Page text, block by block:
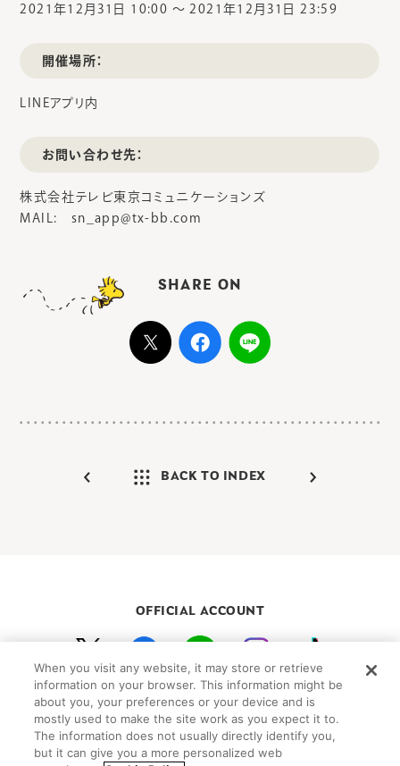
2021年12月31日 10:00 〜 2021年12月31日 23:59
開催場所：
LINEアプリ内
お問い合わせ先：
株式会社テレビ東京コミュニケーションズ
MAIL: sn_app@tx-bb.com
SHARE ON
BACK TO INDEX
OFFICIAL ACCOUNT
初めての方向けガイド FAQ お問い合わせ
プライバシーポリシー サイトマップ
Cookie Settings
©Peanuts Worldwide LLC
When you visit any website, it may store or retrieve
information on your browser. This information might be
about you, your preferences or your device and is
mostly used to make the site work as you expect it to.
The information does not usually directly identify you,
but it can give you a more personalized web